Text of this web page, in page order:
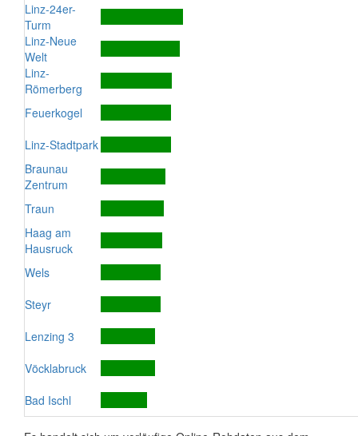
Linz-24er-
Turm
Linz-Neue
Welt
Linz-
Römerberg
Feuerkogel
Linz-Stadtpark
Braunau
Zentrum
Traun
Haag am
Hausruck
Wels
Steyr
Lenzing 3
Vöcklabruck
Bad Ischl